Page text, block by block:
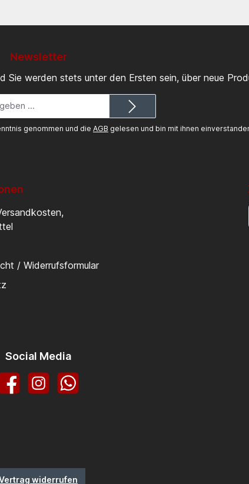
Newsletter
werden stets unter den Ersten sein, über neue
Mail-
Adresse*
genommen und die AGB gelesen und bin mit ihnen
/ Widerrufsformular
Social Media
InstagramWhatsApp
widerrufen